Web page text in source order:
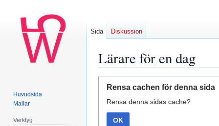
Lärare för en dag
navigering
sök
Rensa cachen för denna sida
Rensa denna sidas cache?
OK
Sida Diskussion
Huvudsida
Mallar
Verktyg